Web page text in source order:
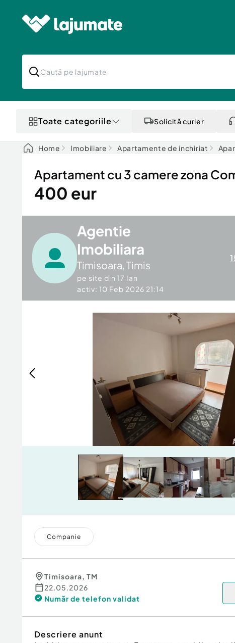
Toate categoriile Solicită curier
Home Imobiliare Apartamente de inchiriat
Apartament cu 3 camere zona
400 eur
Agentie
Imobiliara
Timisoara,Timis
pe site din 17 Ian
activ: 10 Feb 2026 21:14
Companie
Timisoara, TM
22.05.2026
Număr de telefon validat
Descriere anunt